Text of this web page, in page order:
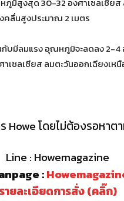
สูงสุด 30-32 องศาเซลเซียส
คลื่นสูงประมาณ 2 เมตร
บมีลมแรง อุณหภูมิจะลดลง 2-
ซลเซียส ลมตะวันออกเฉียงเห
Howe โดยไม่ต้องรอหาต
Line : Howemagazine
:
รายละเอียดการสั่ง (คลิ๊ก)